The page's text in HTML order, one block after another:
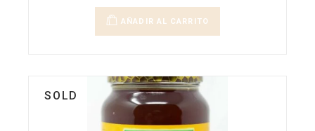
AÑADIR AL CARRITO
SOLD